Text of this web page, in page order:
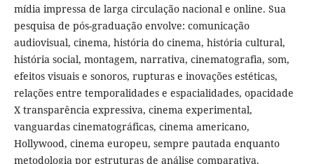
mídia impressa de larga circulação nacional e online. Sua
pesquisa de pós-graduação envolve: comunicação
audiovisual, cinema, história do cinema, história cultural,
história social, montagem, narrativa, cinematografia, som,
efeitos visuais e sonoros, rupturas e inovações estéticas,
relações entre temporalidades e espacialidades, opacidade
X transparência expressiva, cinema experimental,
vanguardas cinematográficas, cinema americano,
Hollywood, cinema europeu, sempre pautada enquanto
metodologia por estruturas de análise comparativa.